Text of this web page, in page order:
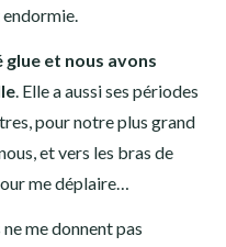
endormie.
glue et nous avons
. Elle a aussi ses périodes
pour notre plus grand
et vers les bras de
me déplaire…
me donnent pas